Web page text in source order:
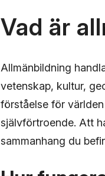
Vad är
Allmänbildning
vetenskap, kultur,
förståelse för
självförtroende. Att
sammanhang du